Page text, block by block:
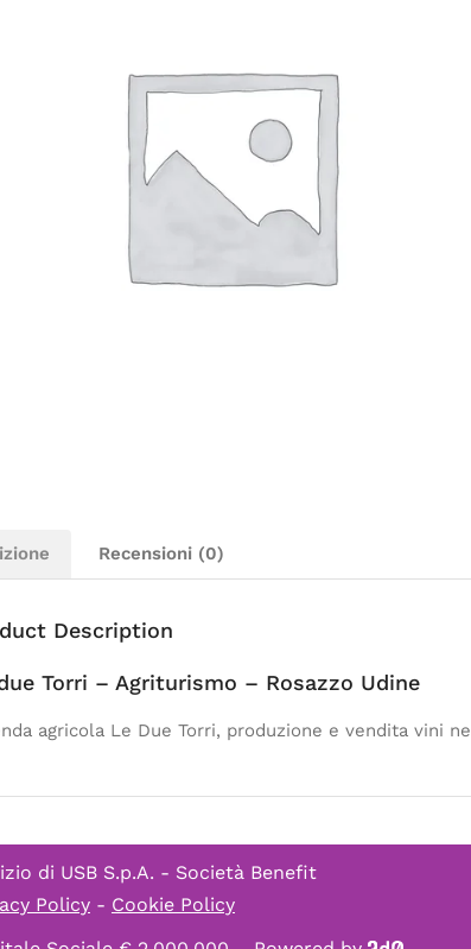
Recensioni (0)
Description
Torri – Agriturismo – Rosazzo Udine
agricola Le Due Torri, produzione e vendita vini
di USB S.p.A. - Società Benefit
Policy - Cookie Policy